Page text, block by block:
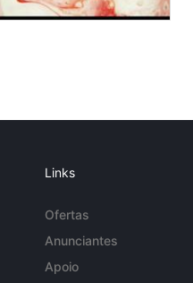
Links
Ofertas
Anunciantes
Apoio